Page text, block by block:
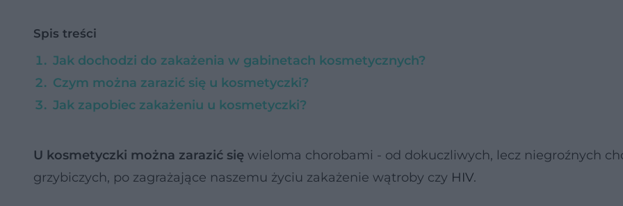
Spis treści
Jak dochodzi do zakażenia w gabinetach kosmetycznych?
Czym można zarazić się u kosmetyczki?
Jak zapobiec zakażeniu u kosmetyczki?
U kosmetyczki można zarazić się wieloma chorobami - od dokuczliwych, lecz niegroźnych
grzybiczych, po zagrażające naszemu życiu zakażenie wątroby czy HIV.